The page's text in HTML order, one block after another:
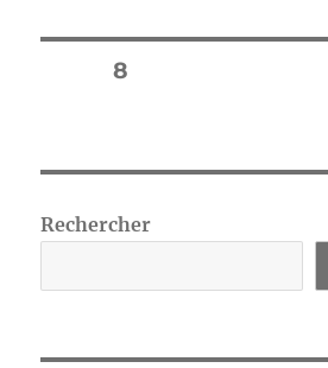
Pagination
publications
PAGE8
Rechercher